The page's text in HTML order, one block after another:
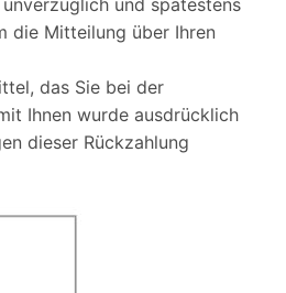
die Mitteilung über Ihren
das Sie bei der
Ihnen wurde ausdrücklich
dieser Rückzahlung